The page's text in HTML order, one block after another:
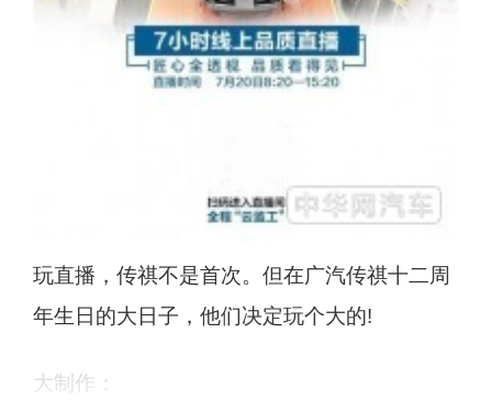
玩直播，传祺不是首次。但在广汽传祺十二周
年生日的大日子，他们决定玩个大的!
大制作：